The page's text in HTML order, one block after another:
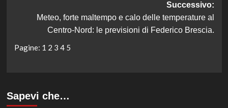
Successivo:
Meteo, forte maltempo e calo delle temperature al
Centro-Nord: le previsioni di Federico Brescia.
Pagine: 1 2 3 4 5
Sapevi che…